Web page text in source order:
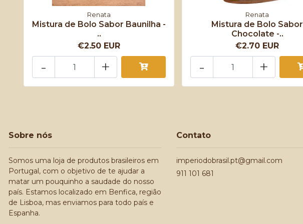
Renata
Mistura de Bolo Sabor Baunilha -
..
€2.50 EUR
+
-
Renata
Mistura de Bolo Sabor
Chocolate -..
€2.70 EUR
+
-
Sobre nós
Somos uma loja de produtos brasileiros em
Portugal, com o objetivo de te ajudar a
matar um pouquinho a saudade do nosso
país. Estamos localizado em Benfica, região
de Lisboa, mas enviamos para todo país e
Espanha.
Contato
imperiodobrasil.pt@gmail.com
911 101 681